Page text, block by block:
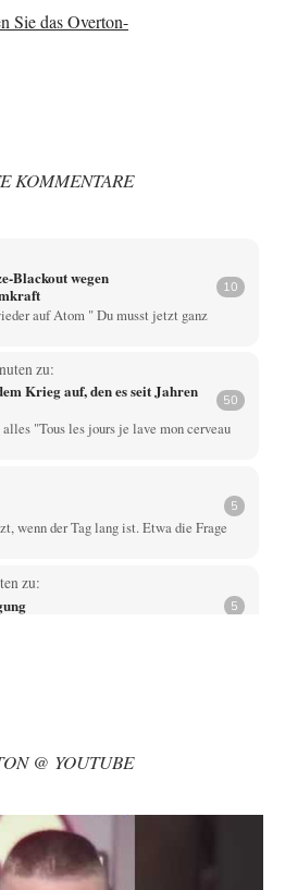
KOMMENTARE
Blackout wegen
10
auf Atom " Du musst jetzt ganz
zu:
Krieg auf, den es seit Jahren
50
"Tous les jours je lave mon cerveau
5
wenn der Tag lang ist. Etwa die Frage
zu:
5
Rolle des Menschen unterschätzt hat
@ YOUTUBE